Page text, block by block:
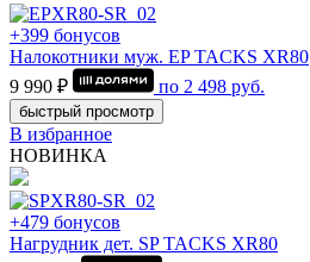
+399 бонусов
Налокотники муж. EP TACKS XR80
9 990 ₽
по 2 498 руб.
быстрый просмотр
В избранное
НОВИНКА
+479 бонусов
Нагрудник дет. SP TACKS XR80